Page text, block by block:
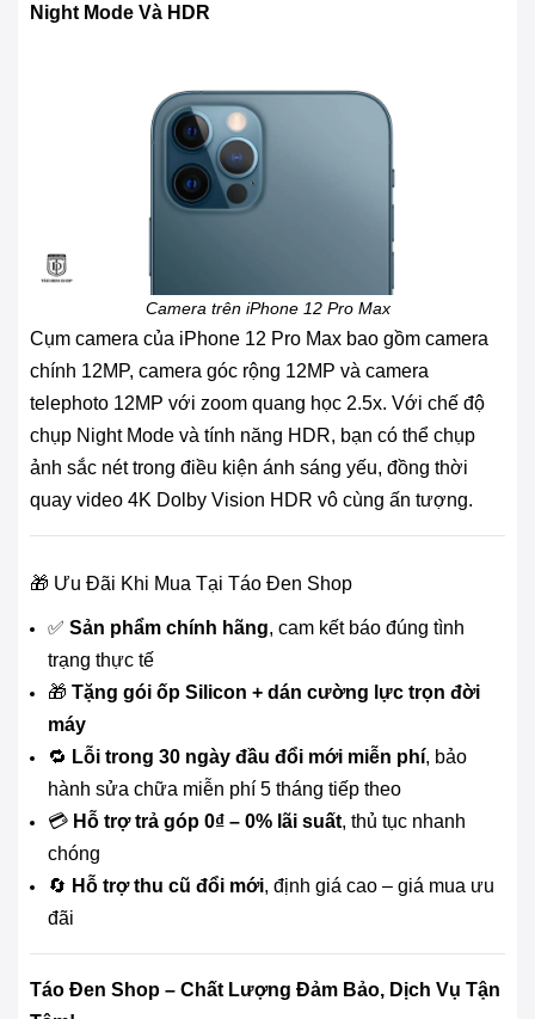
Night Mode Và HDR
Camera trên iPhone 12 Pro Max
Cụm camera của iPhone 12 Pro Max bao gồm camera
chính 12MP, camera góc rộng 12MP và camera
telephoto 12MP với zoom quang học 2.5x. Với chế độ
chụp Night Mode và tính năng HDR, bạn có thể chụp
ảnh sắc nét trong điều kiện ánh sáng yếu, đồng thời
quay video 4K Dolby Vision HDR vô cùng ấn tượng.
🎁 Ưu Đãi Khi Mua Tại Táo Đen Shop
✅ Sản phẩm chính hãng, cam kết báo đúng tình
trạng thực tế
🎁 Tặng gói ốp Silicon + dán cường lực trọn đời
máy
🔁 Lỗi trong 30 ngày đầu đổi mới miễn phí, bảo
hành sửa chữa miễn phí 5 tháng tiếp theo
💳 Hỗ trợ trả góp 0₫ – 0% lãi suất, thủ tục nhanh
chóng
🔄 Hỗ trợ thu cũ đổi mới, định giá cao – giá mua ưu
đãi
Táo Đen Shop – Chất Lượng Đảm Bảo, Dịch Vụ Tận